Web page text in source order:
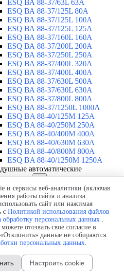
ESQ ВА 88-37/63L 63A
ESQ ВА 88-37/125L 80A
ESQ ВА 88-37/125L 100A
ESQ ВА 88-37/125L 125A
ESQ ВА 88-37/160L 160A
ESQ ВА 88-37/200L 200A
ESQ ВА 88-37/250L 250A
ESQ ВА 88-37/400L 320A
ESQ ВА 88-37/400L 400A
ESQ ВА 88-37/630L 500A
ESQ ВА 88-37/630L 630A
ESQ ВА 88-37/800L 800A
ESQ ВА 88-37/1250L 1000A
ESQ BA 88-40/125M 125A
ESQ BA 88-40/250M 250A
ESQ BA 88-40/400M 400A
ESQ BA 88-40/630М 630A
ESQ BA 88-40/800M 800A
ESQ BA 88-40/1250М 1250A
автоматические
▼
ESQ ВА99-40B 3F M2C2S2 M
2500A
ESQ ВА99-40A 3F M2C2S2 М
800A
ESQ ВА99-40A 3F M2C2S2 М
630A
ESQ ВА99-40A 3F M2C2S2 М
ESQ ВА99-40A 3F M2C2S2 М
1600A
и сервисы веб-аналитики (включая
работы сайта и анализа
сайт или нажимая
с Политикой использования файлов
обработку персональных данных .
отозвать свое согласие в
данные не собираются.
персональных данных.
Настроить cookie